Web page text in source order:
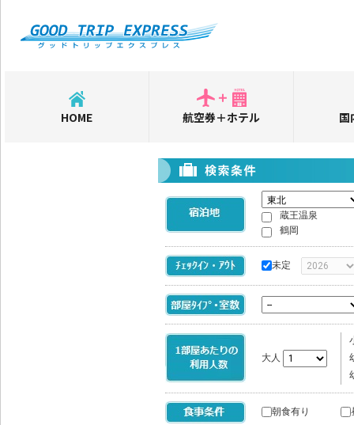
HOME 航空券＋ホテル 国
蔵王温泉
鶴岡
未定
大人
朝食有り